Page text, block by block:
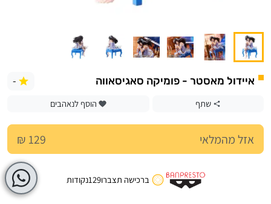
איידול מאסטר - פומיקה סאגיסאווה -
שתף הוסף לנאהבים
אזל מהמלאי 129 ₪
ברכישה תצברו129נקודות